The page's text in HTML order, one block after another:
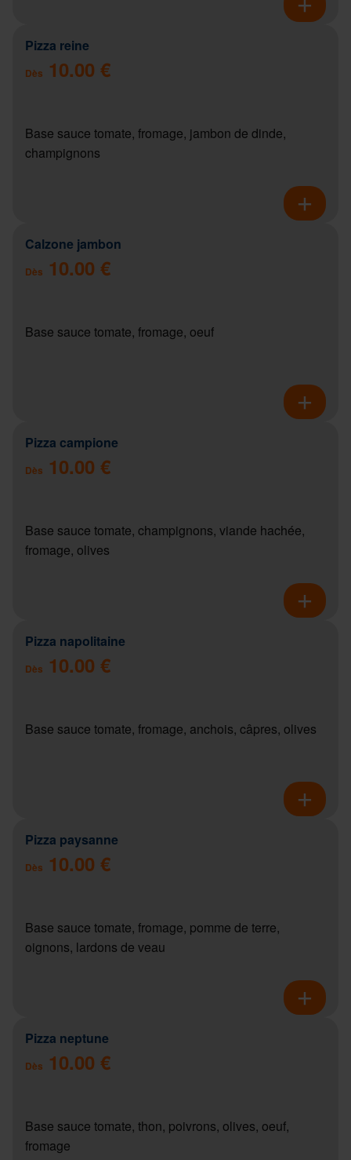
Pizza reine
Dès 10.00 €
Base sauce tomate, fromage, jambon de dinde,
champignons
Calzone jambon
Dès 10.00 €
Base sauce tomate, fromage, oeuf
Pizza campione
Dès 10.00 €
Base sauce tomate, champignons, viande hachée,
fromage, olives
Pizza napolitaine
Dès 10.00 €
Base sauce tomate, fromage, anchois, câpres, olives
Pizza paysanne
Dès 10.00 €
Base sauce tomate, fromage, pomme de terre,
oignons, lardons de veau
Pizza neptune
Dès 10.00 €
Base sauce tomate, thon, poivrons, olives, oeuf,
fromage